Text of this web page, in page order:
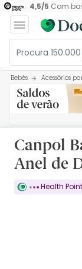
4,5/5 Com
Bebés Acessórios
Canpol
Anel de
Health